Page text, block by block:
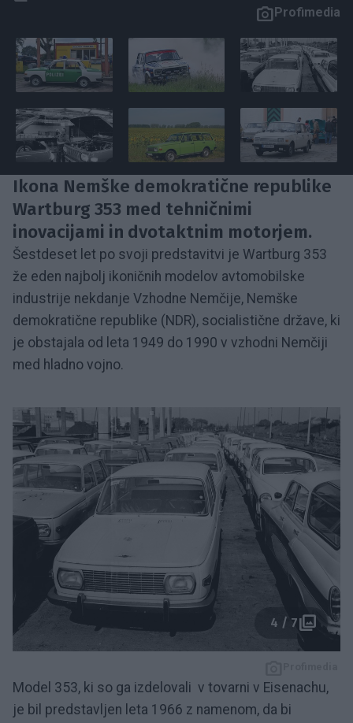
Profimedia
Ikona Nemške demokratične republike
Wartburg 353 med tehničnimi
inovacijami in dvotaktnim motorjem.
Šestdeset let po svoji predstavitvi je Wartburg 353
že eden najbolj ikoničnih modelov avtomobilske
industrije nekdanje Vzhodne Nemčije, Nemške
demokratične republike (NDR), socialistične države, ki
je obstajala od leta 1949 do 1990 v vzhodni Nemčiji
med hladno vojno.
4 / 7
Model 353, ki so ga izdelovali v tovarni v Eisenachu,
je bil predstavljen leta 1966 z namenom, da bi